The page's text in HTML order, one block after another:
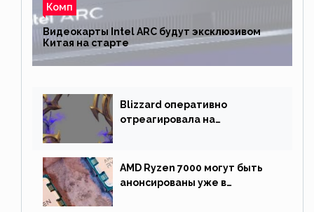
Комп
Видеокарты Intel ARC будут эксклюзивом
Китая на старте
Blizzard оперативно
отреагировала на
AMD Ryzen 7000 могут быть
анонсированы уже в